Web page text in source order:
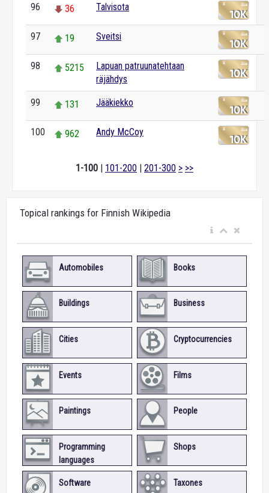
96 36 Talvisota
97 19 Sveitsi
98 5215
Lapuan patruunatehtaan
räjähdys
99 131 Jääkiekko
100 962 Andy McCoy
1-100 | 101-200 | 201-300 > >>
Topical rankings for Finnish Wikipedia
Automobiles Books
Buildings Business
Cities Cryptocurrencies
Events Films
Paintings People
Programming
languages
Shops
Software Taxones